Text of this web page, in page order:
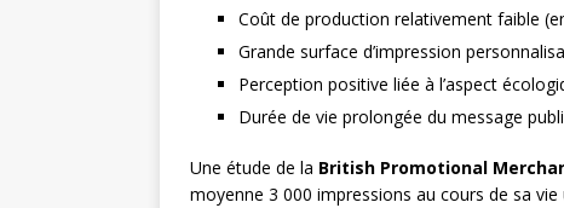
Coût de production relativement faible
Grande surface d’impression
Perception positive liée à l’aspect
Durée de vie prolongée du message
Une étude de la British Promotional
moyenne 3 000 impressions au cours de sa